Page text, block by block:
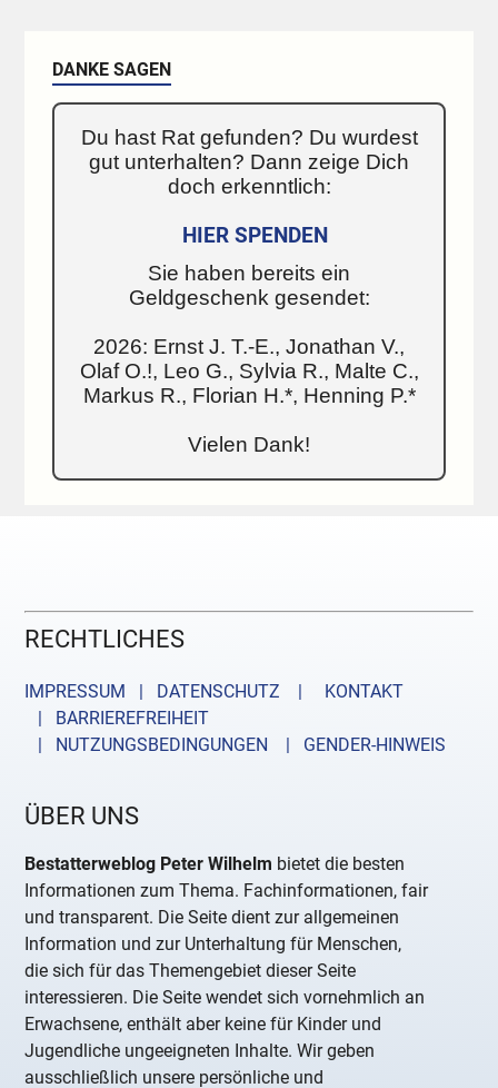
DANKE SAGEN
Du hast Rat gefunden? Du wurdest
gut unterhalten? Dann zeige Dich
doch erkenntlich:
HIER SPENDEN
Sie haben bereits ein
Geldgeschenk gesendet:
2026: Ernst J. T.-E., Jonathan V.,
Olaf O.!, Leo G., Sylvia R., Malte C.,
Markus R., Florian H.*, Henning P.*
Vielen Dank!
RECHTLICHES
IMPRESSUM | DATENSCHUTZ |
KONTAKT
| BARRIEREFREIHEIT
| NUTZUNGSBEDINGUNGEN
| GENDER-HINWEIS
ÜBER UNS
Bestatterweblog Peter Wilhelm bietet die besten
Informationen zum Thema. Fachinformationen, fair
und transparent. Die Seite dient zur allgemeinen
Information und zur Unterhaltung für Menschen,
die sich für das Themengebiet dieser Seite
interessieren. Die Seite wendet sich vornehmlich an
Erwachsene, enthält aber keine für Kinder und
Jugendliche ungeeigneten Inhalte. Wir geben
ausschließlich unsere persönliche und